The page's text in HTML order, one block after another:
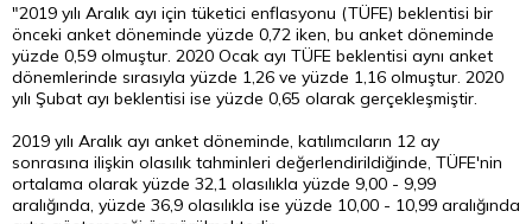
"2019 yılı Aralık ayı için tüketici enflasyonu (TÜFE) beklentisi bir
önceki anket döneminde yüzde 0,72 iken, bu anket döneminde
yüzde 0,59 olmuştur. 2020 Ocak ayı TÜFE beklentisi aynı anket
dönemlerinde sırasıyla yüzde 1,26 ve yüzde 1,16 olmuştur. 2020
yılı Şubat ayı beklentisi ise yüzde 0,65 olarak gerçekleşmiştir.
2019 yılı Aralık ayı anket döneminde, katılımcıların 12 ay
sonrasına ilişkin olasılık tahminleri değerlendirildiğinde, TÜFE'nin
ortalama olarak yüzde 32,1 olasılıkla yüzde 9,00 - 9,99
aralığında, yüzde 36,9 olasılıkla ise yüzde 10,00 - 10,99 aralığında